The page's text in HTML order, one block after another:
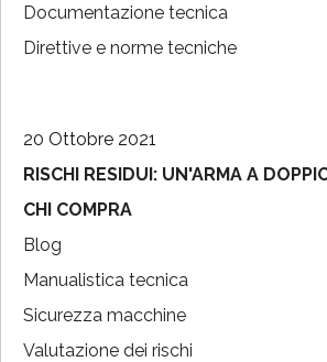
Documentazione tecnica
Direttive e norme tecniche
20 Ottobre 2021
RISCHI RESIDUI: UN'ARMA A
CHI COMPRA
Blog
Manualistica tecnica
Sicurezza macchine
Valutazione dei rischi